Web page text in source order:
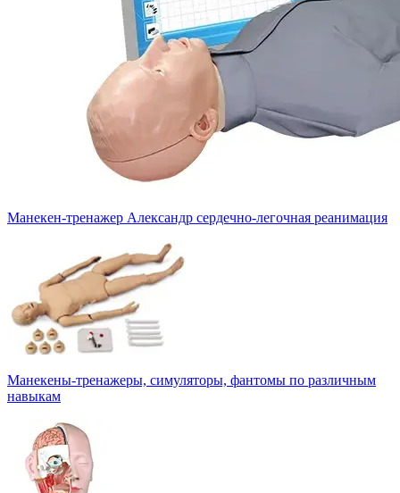
Манекен-тренажер Александр сердечно-легочная реанимация
Манекены-тренажеры, симуляторы, фантомы по различным
навыкам